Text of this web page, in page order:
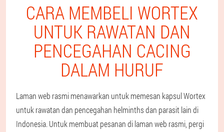
CARA MEMBELI WORTEX
UNTUK RAWATAN DAN
PENCEGAHAN CACING
DALAM HURUF
Laman web rasmi menawarkan untuk memesan kapsul Wortex
untuk rawatan dan pencegahan helminths dan parasit lain di
Indonesia. Untuk membuat pesanan di laman web rasmi, pergi